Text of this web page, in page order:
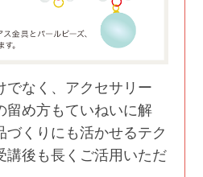
でなく、アクセサリー
留め方もていねいに解
づくりにも活かせるテク
講後も⻑くご活用いただ